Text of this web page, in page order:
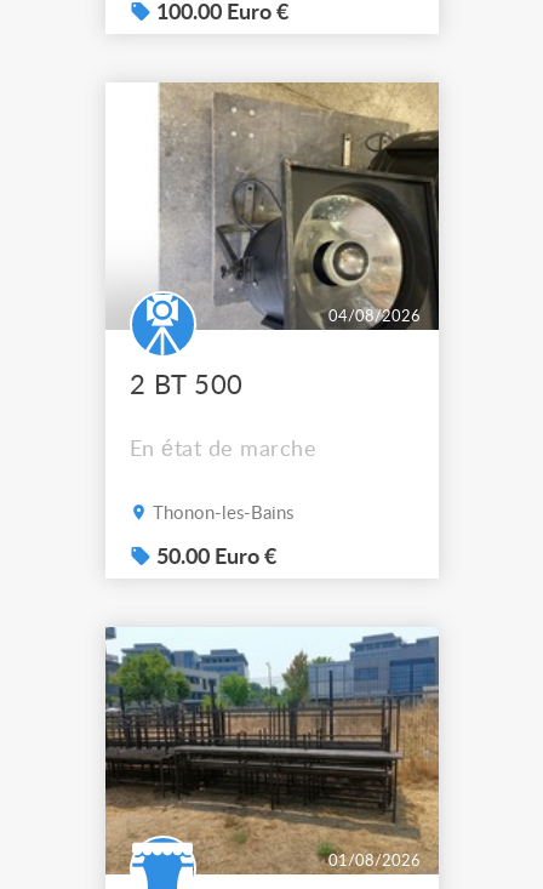
100.00 Euro €
04/08/2026
2 BT 500
En état de marche
Thonon-les-Bains
50.00 Euro €
01/08/2026